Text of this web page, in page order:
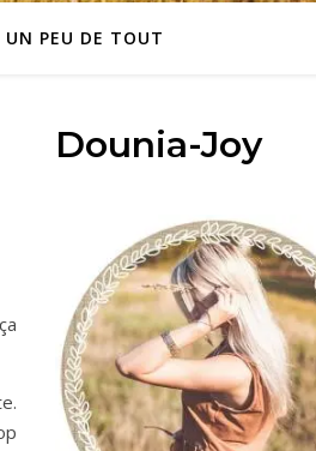
UN PEU DE TOUT
Dounia-Joy